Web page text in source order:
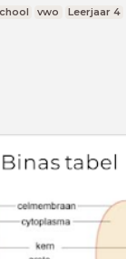
vwo Leerjaar 4